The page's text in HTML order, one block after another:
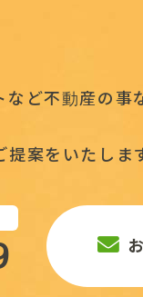
ど不動産の事
案をいたしま